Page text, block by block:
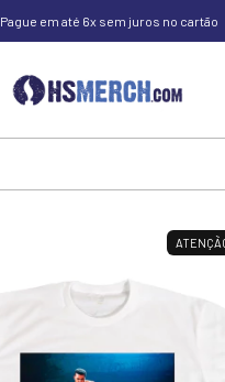
Pague em até 6x sem juros no cartão